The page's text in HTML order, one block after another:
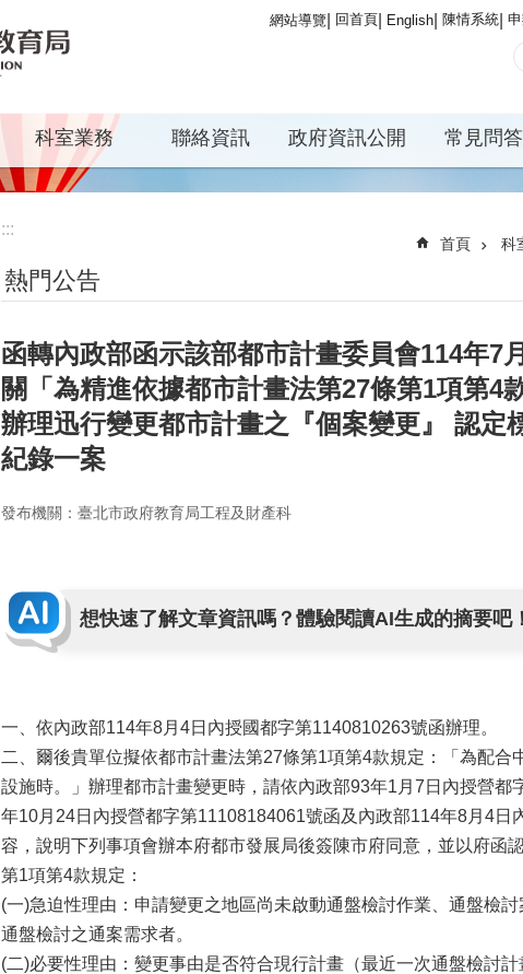
網站導覽 回首頁 English 陳情系統
科室業務 聯絡資訊 政府資訊公開 常見問答
:::
首頁 科
熱門公告
函轉內政部函示該部都市計畫委員會114年7
關「為精進依據都市計畫法第27條第1項第4
辦理迅行變更都市計畫之『個案變更』 認定
紀錄一案
發布機關：臺北市政府教育局工程及財產科
想快速了解文章資訊嗎？體驗閱讀AI生成的摘要吧
一、依內政部114年8月4日內授國都字第1140810263號函辦理。
二、爾後貴單位擬依都市計畫法第27條第1項第4款規定：「為配合
設施時。」辦理都市計畫變更時，請依內政部93年1月7日內授營都
年10月24日內授營都字第11108184061號函及內政部114年8月4日
容，說明下列事項會辦本府都市發展局後簽陳市府同意，並以府函
第1項第4款規定：
(一)急迫性理由：申請變更之地區尚未啟動通盤檢討作業、通盤檢
通盤檢討之通案需求者。
(二)必要性理由：變更事由是否符合現行計畫（最近一次通盤檢討